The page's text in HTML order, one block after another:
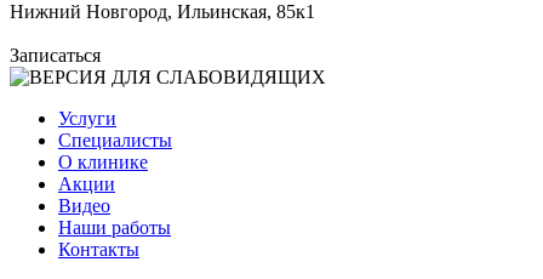
Нижний Новгород, Ильинская, 85к1
Записаться
Услуги
Специалисты
О клинике
Акции
Видео
Наши работы
Контакты